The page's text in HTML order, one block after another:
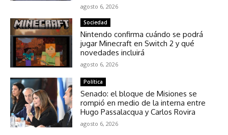
agosto 6, 2026
Sociedad
Nintendo confirma cuándo se podrá
jugar Minecraft en Switch 2 y qué
novedades incluirá
agosto 6, 2026
Política
Senado: el bloque de Misiones se
rompió en medio de la interna entre
Hugo Passalacqua y Carlos Rovira
agosto 6, 2026